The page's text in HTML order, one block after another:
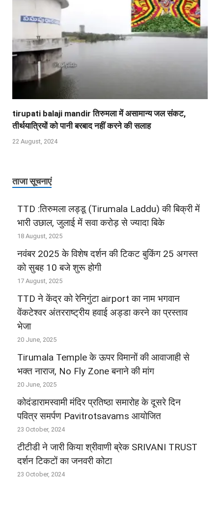
tirupati balaji mandir तिरुमला में असामान्य जल संकट,
तीर्थयात्रियों को पानी बरबाद नहीं करने की सलाह
22 August, 2024
ताजा सूचनाएं
TTD :तिरुमला लड्डू (Tirumala Laddu) की बिक्री में
भारी उछाल, जुलाई में सवा करोड़ से ज्‍यादा बिके
18 August, 2025
नवंबर 2025 के विशेष दर्शन की टिकट बुकिंग 25 अगस्‍त
को सुबह 10 बजे शुरू होगी
17 August, 2025
TTD ने केंद्र को रेनिगुंटा airport का नाम भगवान
वेंकटेश्वर अंतरराष्ट्रीय हवाई अड्डा करने का प्रस्ताव
भेजा
20 June, 2025
Tirumala Temple के ऊपर विमानों की आवाजाही से
भक्‍त नाराज, No Fly Zone बनाने की मांग
20 June, 2025
कोदंडारामस्वामी मंदिर प्रतिष्ठा समारोह के दूसरे दिन
पवित्र समर्पण Pavitrotsavams आयोजित
23 October, 2024
टीटीडी ने जारी किया श्रीवाणी ब्रेक SRIVANI TRUST
दर्शन टिकटों का जनवरी कोटा
23 October, 2024